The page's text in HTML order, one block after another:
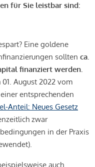
für Sie leistbar sind:
Eine goldene
sollten ca.
finanziert werden.
August 2022 vom
entsprechenden
Anteil: Neues Gesetz
zwar
in der Praxis
auch